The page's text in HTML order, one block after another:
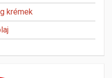
krémek